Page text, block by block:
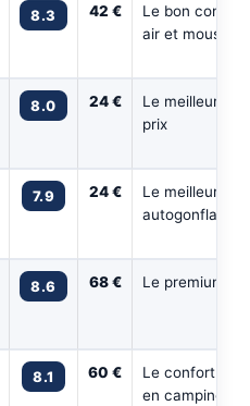
8.3 42 €
Le bon
air et mousse
8.0 24 €
Le meilleur
prix
7.9 24 €
Le meilleur
autogonflant
8.6 68 € Le premium
8.1 60 €
Le confort
en camping